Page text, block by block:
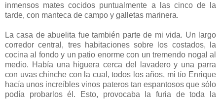
inmensos mates cocidos puntualmente a las cinco de la
tarde, con manteca de campo y galletas marinera.
La casa de abuelita fue también parte de mi vida. Un largo
corredor central, tres habitaciones sobre los costados, la
cocina al fondo y un patio enorme con un tremendo nogal al
medio. Había una higuera cerca del lavadero y una parra
con uvas chinche con la cual, todos los años, mi tío Enrique
hacía unos increíbles vinos pateros tan espantosos que sólo
podía probarlos él. Esto, provocaba la furia de toda la